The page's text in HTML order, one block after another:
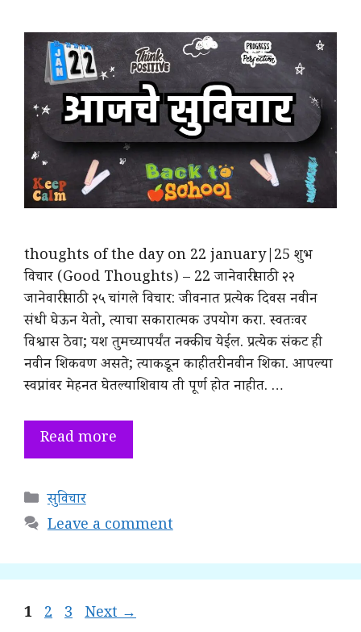
thoughts of the day on 22 january|25 शुभ
विचार (Good Thoughts) – 22 जानेवारीसाठी २२
जानेवारीसाठी २५ चांगले विचार: जीवनात प्रत्येक दिवस नवीन
संधी घेऊन येतो, त्याचा सकारात्मक उपयोग करा. स्वतःवर
विश्वास ठेवा; यश तुमच्यापर्यंत नक्कीच येईल. प्रत्येक संकट ही
नवीन शिकवण असते; त्याकडून काहीतरी नवीन शिका. आपल्या
स्वप्नांवर मेहनत घेतल्याशिवाय ती पूर्ण होत नाहीत. …
Read more
Categories
सुविचार
Leave a comment
Page
1 Page
2 Page
3 Next→